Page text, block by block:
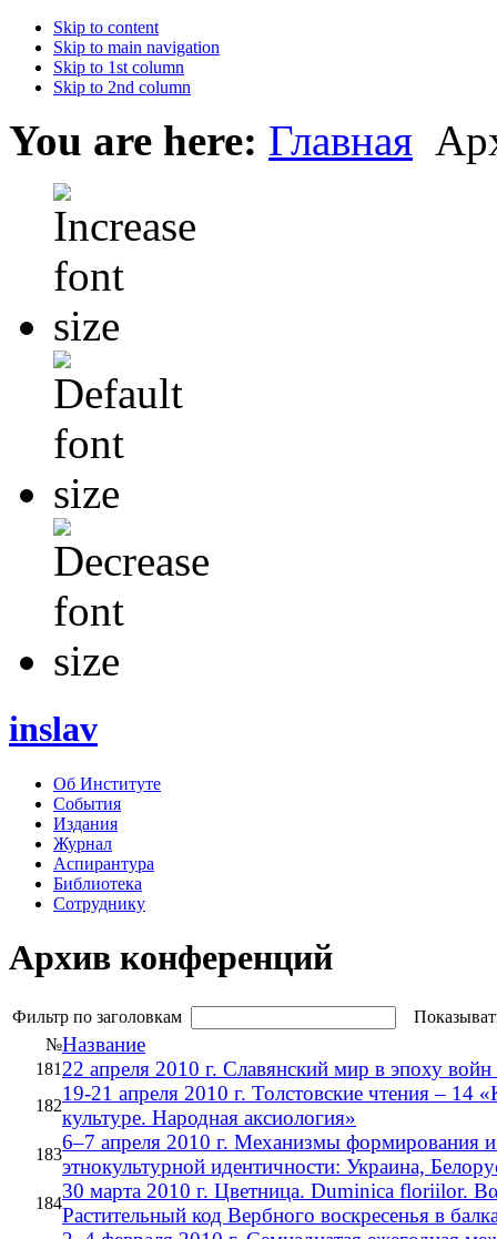
Skip to content
Skip to main navigation
Skip to 1st column
Skip to 2nd column
You are here: Главная
inslav
Об Институте
События
Издания
Журнал
Аспирантура
Библиотека
Сотруднику
Архив конференций
Фильтр по заголовкам
№Название
181 22 апреля 2010 г. Славянский мир в эпоху
182
19-21 апреля 2010 г. Толстовские чтения – 14
культуре. Народная аксиология»
183
6–7 апреля 2010 г. Механизмы формирования
этнокультурной идентичности: Украина,
184
30 марта 2010 г. Цветница. Duminica floriilor.
Растительный код Вербного воскресенья в